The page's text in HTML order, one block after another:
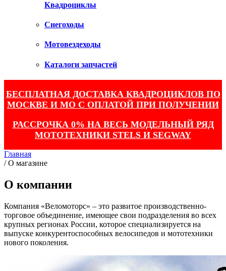
Квадроциклы
Снегоходы
Мотовездеходы
Каталоги запчастей
БЕСПЛАТНАЯ ДОСТАВКА КВАДРОЦИКЛОВ ПО
МОСКВЕ И МО С ОПЛАТОЙ ПРИ ПОЛУЧЕНИИ
РАССРОЧКА 0% НА ВЕСЬ МОДЕЛЬНЫЙ РЯД
МОТОТЕХНИКИ STELS И SEGWAY
Главная
/О магазине
О компании
Компания «Веломоторс» – это развитое производственно-
торговое объединение, имеющее свои подразделения во всех
крупных регионах России, которое специализируется на
выпуске конкурентоспособных велосипедов и мототехники
нового поколения.